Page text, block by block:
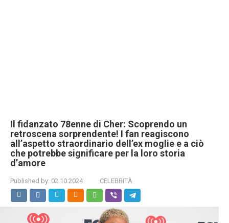
Il fidanzato 78enne di Cher: Scoprendo un
retroscena sorprendente! I fan reagiscono
all’aspetto straordinario dell’ex moglie e a ciò
che potrebbe significare per la loro storia
d’amore
Published by: 02.10.2024 CELEBRITÀ